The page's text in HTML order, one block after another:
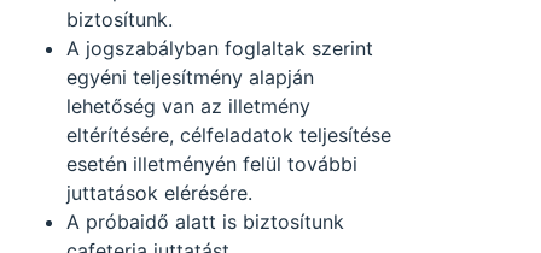
biztosítunk.
A jogszabályban foglaltak szerint
egyéni teljesítmény alapján
lehetőség van az illetmény
eltérítésére, célfeladatok teljesítése
esetén illetményén felül további
juttatások elérésére.
A próbaidő alatt is biztosítunk